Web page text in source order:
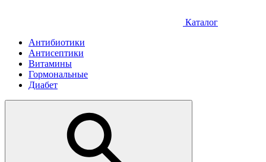
Каталог
Антибиотики
Антисептики
Витамины
Гормональные
Диабет